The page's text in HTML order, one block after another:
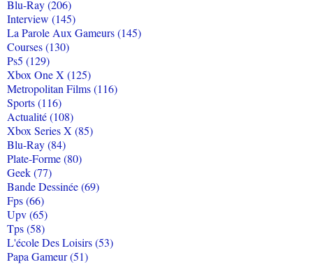
Blu-Ray (206)
Interview (145)
La Parole Aux Gameurs (145)
Courses (130)
Ps5 (129)
Xbox One X (125)
Metropolitan Films (116)
Sports (116)
Actualité (108)
Xbox Series X (85)
Blu-Ray (84)
Plate-Forme (80)
Geek (77)
Bande Dessinée (69)
Fps (66)
Upv (65)
Tps (58)
L'école Des Loisirs (53)
Papa Gameur (51)